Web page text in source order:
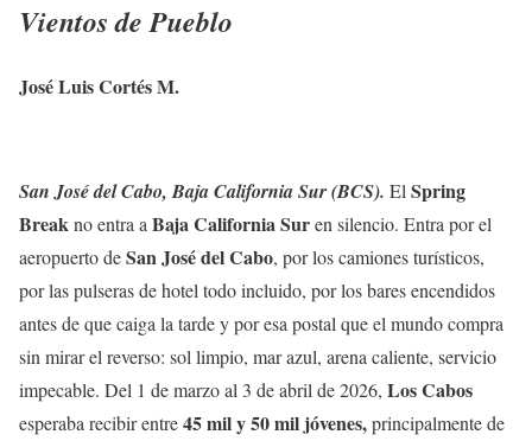
Vientos de Pueblo
José Luis Cortés M.
San José del Cabo, Baja California Sur (BCS). El Spring
Breakno entra a Baja California Suren silencio. Entra por el
aeropuerto deSan José del Cabo, por los camiones turísticos,
por las pulseras de hotel todo incluido, por los bares encendidos
antes de que caiga la tarde y por esa postal que el mundo compra
sin mirar el reverso: sol limpio, mar azul, arena caliente, servicio
impecable. Del 1 de marzo al 3 de abril de 2026, Los Cabos
esperaba recibir entre45 mil y 50 mil jóvenes,principalmente de